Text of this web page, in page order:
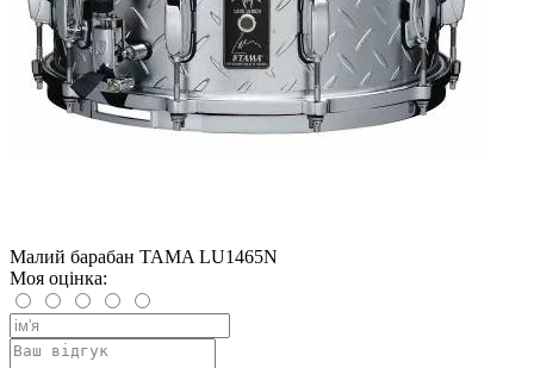
Малий барабан TAMA LU1465N
Моя оцінка: